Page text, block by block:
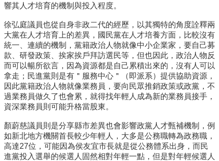
聯
絡
資
訊
最
新
消
息
響其人才培育的機制與投入程度。
徐弘庭議員也從自身非政二代的經歷， 以其獨特的角度詮釋兩
大黨在人才培育上的差異， 國民黨在人才培養方面，比較沒有
統一、連續的機制， 黨籍政治人物就像中小企業家，要自己募
款、研發政策、 挨家挨戶拜訪選民等，但也因此，政治人物反
而可以暢所欲言， 因為資源都是自己累積出來的，沒有人可以
拿走；民進黨則是有＂ 服務中心＂（即派系）提供協助資源，
因此黨籍政治人物就像業務員，要向民眾推銷政策或政黨， 不
過業務員做久了也會累，就得找年輕人成為新的業務員接手，
資深業務員則可能升格當股東。
顏蔚慈議員則是分享縣市差異也會影響政黨人才甄補機制， 例
如新北地方機關首長較少年輕人，大多是公務職轉為政務職，
高達27位，可能因為侯友宜市長就是從公務體系出身， 而民
進黨投入選舉的候選人固然相對年輕一點， 但是對年輕候選人